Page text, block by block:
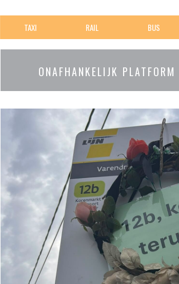
TAXI RAIL BUS
ONAFHANKELIJK